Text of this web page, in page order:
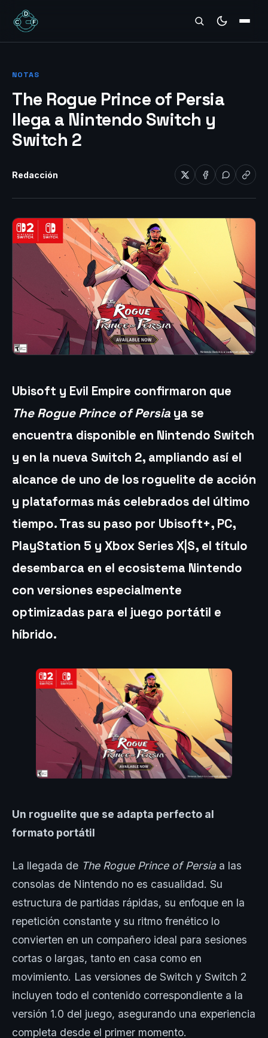
REVIEWS
NOTAS
The Rogue Prince of Persia
llega a Nintendo Switch y
Switch 2
Redacción
Ubisoft y Evil Empire confirmaron que
The Rogue Prince of Persia ya se
encuentra disponible en Nintendo Switch
y en la nueva Switch 2, ampliando así el
alcance de uno de los roguelite de acción
y plataformas más celebrados del último
tiempo. Tras su paso por Ubisoft+, PC,
PlayStation 5 y Xbox Series X|S, el título
desembarca en el ecosistema Nintendo
con versiones especialmente
optimizadas para el juego portátil e
híbrido.
Un roguelite que se adapta perfecto al
formato portátil
La llegada de The Rogue Prince of Persiaa las
consolas de Nintendo no es casualidad. Su
estructura de partidas rápidas, su enfoque en la
repetición constante y su ritmo frenético lo
convierten en un compañero ideal para sesiones
cortas o largas, tanto en casa como en
movimiento. Las versiones de Switch y Switch 2
incluyen todo el contenido correspondiente a la
versión 1.0 del juego, asegurando una experiencia
completa desde el primer momento.